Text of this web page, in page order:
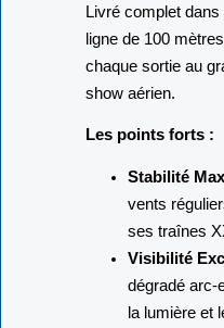
Livré complet
ligne de 100
chaque sortie au
show aérien.
Les points forts :
Stabilité
vents
ses traînes
Visibilité
dégradé arc-
la lumière et